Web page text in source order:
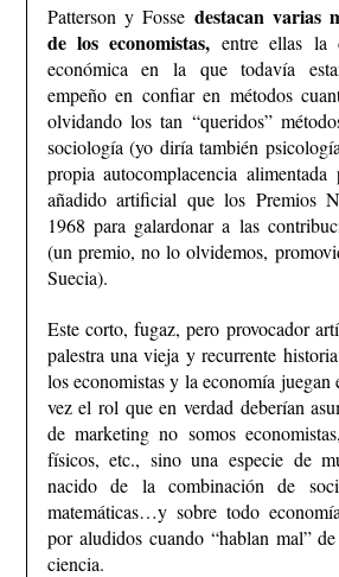
Patterson y Fosse destacan varias
de los economistas, entre ellas la
económica en la que todavía
empeño en confiar en métodos
olvidando los tan “queridos”
sociología (yo diría también
propia autocomplacencia
añadido artificial que los Premios
1968 para galardonar a las
(un premio, no lo olvidemos,
Suecia).
Este corto, fugaz, pero provocador
palestra una vieja y recurrente
los economistas y la economía juegan
vez el rol que en verdad deberían
de marketing no somos
físicos, etc., sino una especie de
nacido de la combinación de
matemáticas…y sobre todo
por aludidos cuando “hablan mal”
ciencia.